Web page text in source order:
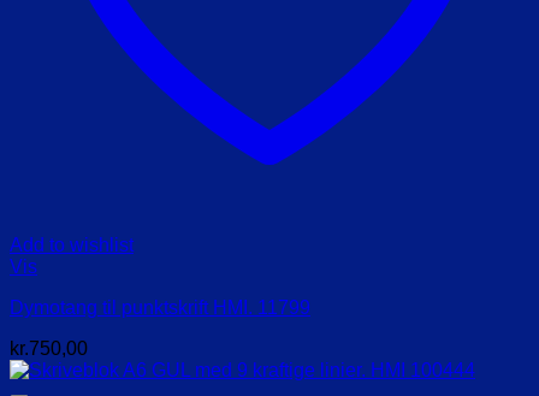
Add to wishlist
Vis
Dymotang til punktskrift HMI. 11799
kr.750,00